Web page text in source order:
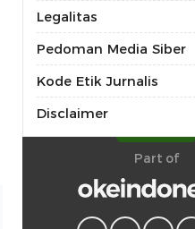
Legalitas
Pedoman Media Siber
Kode Etik Jurnalis
Disclaimer
Part of